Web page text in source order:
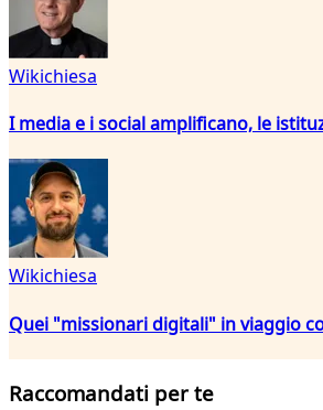
Wikichiesa
I media e i social amplificano, le
Wikichiesa
Quei "missionari digitali" in viaggio
Raccomandati per te